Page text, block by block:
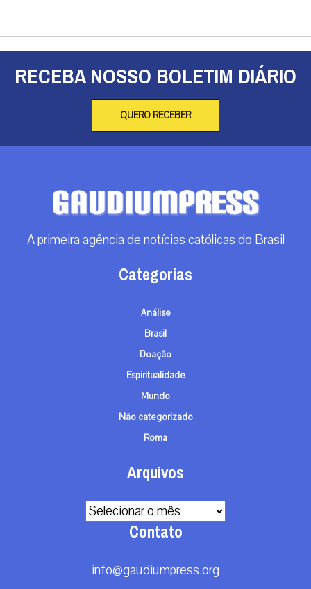
RECEBA NOSSO BOLETIM DIÁRIO
QUERO RECEBER
A primeira agência de notícias católicas do Brasil
Categorias
Análise
Brasil
Doação
Espiritualidade
Mundo
Não categorizado
Roma
Arquivos
Arquivos
Contato
info@gaudiumpress.org